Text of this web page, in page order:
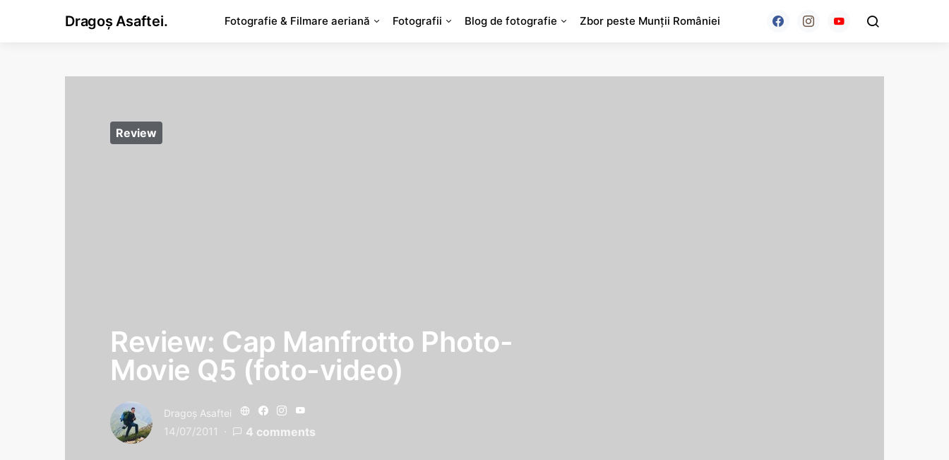
Dragoș Asaftei. Fotografie & Filmare aeriană Fotografii Blog de fotografie Zbor peste Munții României
Review
Review: Cap Manfrotto Photo-
Movie Q5 (foto-video)
Dragoş Asaftei
14/07/2011 4 comments